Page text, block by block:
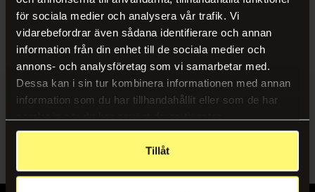
för sociala medier och analysera vår trafik. Vi
vidarebefordrar även sådana identifierare och annan
information från din enhet till de sociala medier och
annons- och analysföretag som vi samarbetar med.
Dessa kan i sin tur kombinera informationen med annan
information som du har tillhandahållit eller som de har
samlat in när du har använt deras tjänster.
Tillåt
Interiørdesign & Moro
Kontorinnredning
Spill & Moro
Bemanning
Mobil vaktmester
Planter
Inngangsmatter
Mat & Drikke
Kaffe & Kaffemaskiner
Catering
Sertifikater, Rapporter og Retningslinjer
Følg os
LinkedIn
Verneutstyr